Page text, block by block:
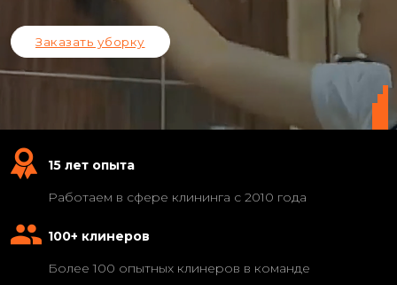
Заказать уборку
15 лет опыта
Работаем в сфере клининга с 2010 года
100+ клинеров
Более 100 опытных клинеров в команде